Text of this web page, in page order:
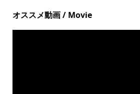
オススメ動画 / Movie